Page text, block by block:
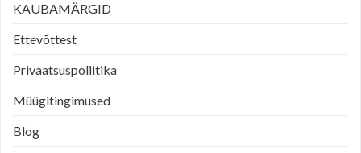
KAUBAMÄRGID
Ettevõttest
Privaatsuspoliitika
Müügitingimused
Blog